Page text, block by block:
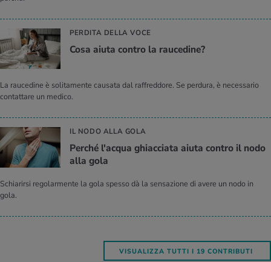
PERDITA DELLA VOCE
Cosa aiuta con­tro la rau­ce­di­ne?
La raucedine è solitamente causata dal raffreddore. Se perdura, è necessario
contattare un medico.
IL NODO ALLA GOLA
Per­ché l'ac­qua ghiac­cia­ta aiuta con­tro il nodo
alla gola
Schiarirsi regolarmente la gola spesso dà la sensazione di avere un nodo in
gola.
VISUALIZZA TUTTI I 19 CONTRIBUTI